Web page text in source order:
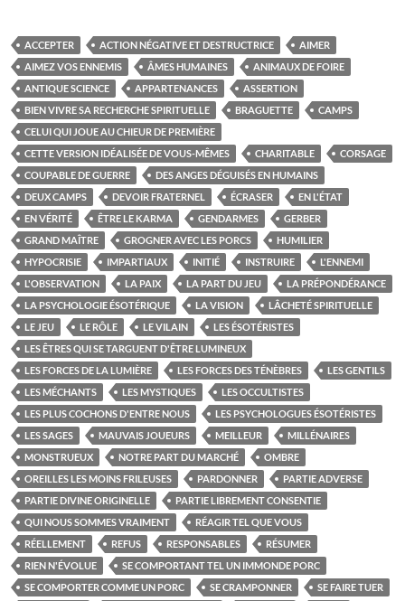
ACCEPTER ACTION NÉGATIVE ET DESTRUCTRICE
AIMER
AIMEZ VOS ENNEMIS
ÂMES HUMAINES
ANIMAUX DE FOIRE
ANTIQUE SCIENCE
APPARTENANCES
ASSERTION
BIEN VIVRE SA RECHERCHE SPIRITUELLE
BRAGUETTE
CAMPS
CELUI QUI JOUE AU CHIEUR DE PREMIÈRE
CETTE VERSION IDÉALISÉE DE VOUS-MÊMES
CHARITABLE
CORSAGE
COUPABLE DE GUERRE
DES ANGES DÉGUISÉS EN HUMAINS
DEUX CAMPS
DEVOIR FRATERNEL ÉCRASER
EN L'ÉTAT
EN VÉRITÉ
ÊTRE LE KARMA GENDARMES
GERBER
GRAND MAÎTRE
GROGNER AVEC LES PORCS
HUMILIER
HYPOCRISIE
IMPARTIAUX INITIÉ INSTRUIRE
L'ENNEMI
L'OBSERVATION
LA PAIX LA PART DU JEU
LA PRÉPONDÉRANCE
LA PSYCHOLOGIE ÉSOTÉRIQUE
LA VISION
LÂCHETÉ SPIRITUELLE
LE JEU
LE RÔLE LE VILAIN
LES ÉSOTÉRISTES
LES ÊTRES QUI SE TARGUENT D'ÊTRE LUMINEUX
LES FORCES DE LA LUMIÈRE
LES FORCES DES TÉNÈBRES
LES GENTILS
LES MÉCHANTS
LES MYSTIQUES
LES OCCULTISTES
LES PLUS COCHONS D'ENTRE NOUS
LES PSYCHOLOGUES ÉSOTÉRISTES
LES SAGES
MAUVAIS JOUEURS MEILLEUR
MILLÉNAIRES
MONSTRUEUX
NOTRE PART DU MARCHÉ
OMBRE
OREILLES LES MOINS FRILEUSES
PARDONNER
PARTIE ADVERSE
PARTIE DIVINE ORIGINELLE
PARTIE LIBREMENT CONSENTIE
QUI NOUS SOMMES VRAIMENT
RÉAGIR TEL QUE VOUS
RÉELLEMENT
REFUS RESPONSABLES
RÉSUMER
RIEN N'ÉVOLUE
SE COMPORTANT TEL UN IMMONDE PORC
SE COMPORTER COMME UN PORC
SE CRAMPONNER
SE FAIRE TUER